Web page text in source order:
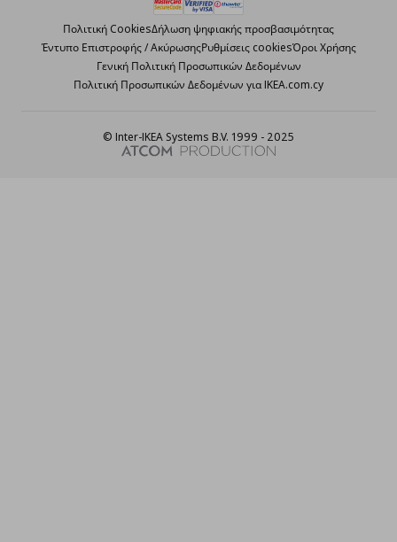
Πολιτική CookiesΔήλωση ψηφιακής προσβασιμότητας
Έντυπο Επιστροφής / ΑκύρωσηςΡυθμίσεις cookiesΌροι Χρήσης
Γενική Πολιτική Προσωπικών Δεδομένων
Πολιτική Προσωπικών Δεδομένων για IKEA.com.cy
© Inter-IKEA Systems B.V. 1999 - 2025